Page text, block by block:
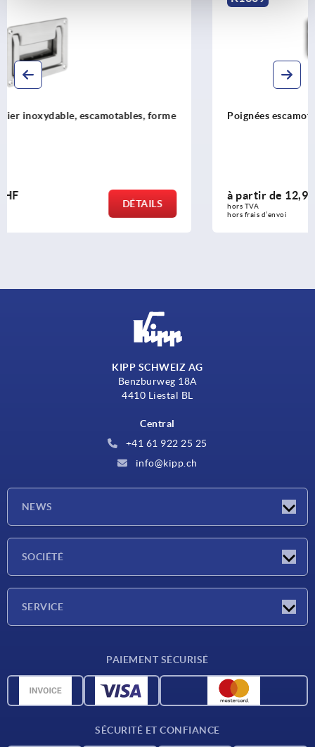
Poignées escamotables en inox DIN 3136
à partir de 12,94 CHF
hors frais d’envoi
KIPP SCHWEIZ AG
Benzburweg 18A
4410 Liestal BL
Central
+41 61 922 25 25
info@kipp.ch
NEWS
SOCIÉTÉ
SERVICE
Données CAO
PAIEMENT SÉCURISÉ
SÉCURITÉ ET CONFIANCE